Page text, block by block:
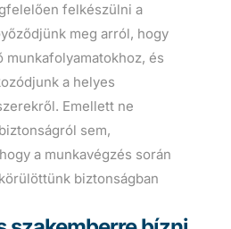
felkészülni a
meg arról, hogy
munkafolyamatokhoz, és
a helyes
Emellett ne
sem,
a munkavégzés során
biztonságban